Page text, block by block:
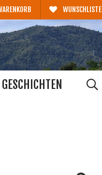
WUNSCHLISTE
GESCHICHTEN